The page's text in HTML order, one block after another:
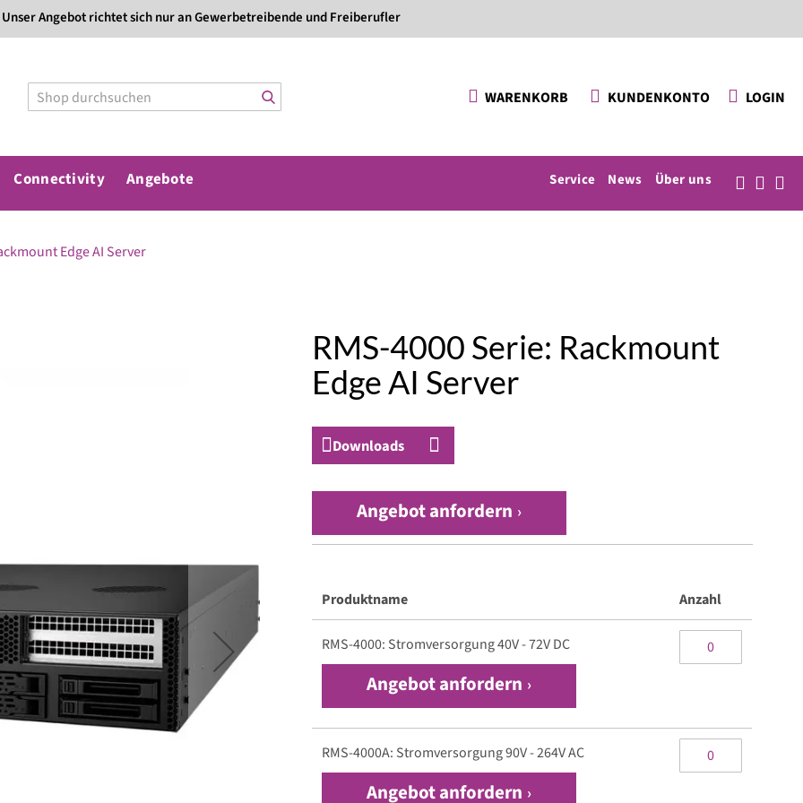
Direkt
zum
Unser Angebot richtet sich nur an Gewerbetreibende und Freiberufler
WARENKORB KUNDENKONTO LOGIN
Connectivity Angebote Service News Über uns
Edge AI Server
RMS-4000 Serie: Rackmount
Edge AI Server
Downloads
Angebot anfordern
Produkte
Produktname Anzahl
RMS-4000: Stromversorgung 40V - 72V DC
Angebot anfordern
RMS-4000A: Stromversorgung 90V - 264V AC
Angebot anfordern